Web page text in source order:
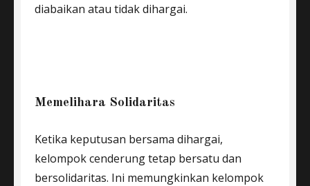
diabaikan atau tidak dihargai.
Memelihara Solidaritas
Ketika keputusan bersama dihargai,
kelompok cenderung tetap bersatu dan
bersolidaritas. Ini memungkinkan kelompok